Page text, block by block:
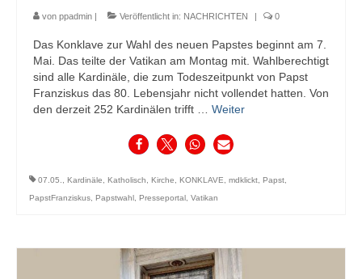
von ppadmin | Veröffentlicht in: NACHRICHTEN | 0
Das Konklave zur Wahl des neuen Papstes beginnt am 7.
Mai. Das teilte der Vatikan am Montag mit. Wahlberechtigt
sind alle Kardinäle, die zum Todeszeitpunkt von Papst
Franziskus das 80. Lebensjahr nicht vollendet hatten. Von
den derzeit 252 Kardinälen trifft … Weiter
07.05. Kardinäle Katholisch Kirche KONKLAVE mdklickt Papst
PapstFranziskus Papstwahl Presseportal Vatikan